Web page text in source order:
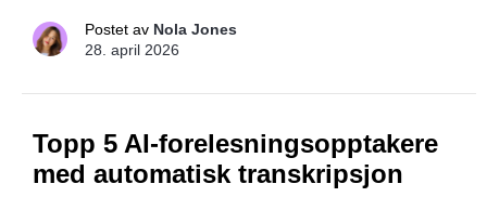
Postet av Nola Jones
28. april 2026
Topp 5 AI-forelesningsopptakere
med automatisk transkripsjon